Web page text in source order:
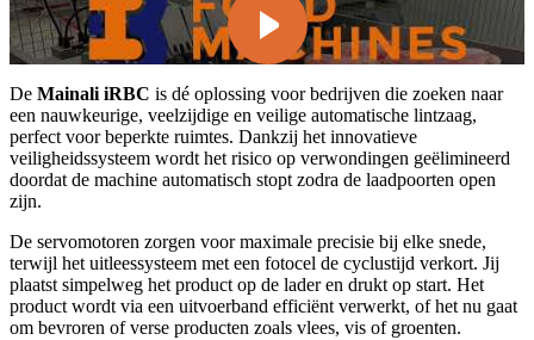
De Mainali iRBC is dé oplossing voor bedrijven die zoeken naar
een nauwkeurige, veelzijdige en veilige automatische lintzaag,
perfect voor beperkte ruimtes. Dankzij het innovatieve
veiligheidssysteem wordt het risico op verwondingen geëlimineerd
doordat de machine automatisch stopt zodra de laadpoorten open
zijn.
De servomotoren zorgen voor maximale precisie bij elke snede,
terwijl het uitleessysteem met een fotocel de cyclustijd verkort. Jij
plaatst simpelweg het product op de lader en drukt op start. Het
product wordt via een uitvoerband efficiënt verwerkt, of het nu gaat
om bevroren of verse producten zoals vlees, vis of groenten.